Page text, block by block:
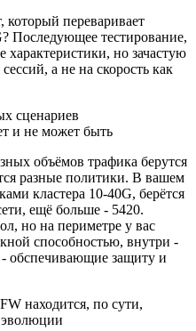
переваривает
Последующее тестирование,
характеристики, но зачастую
а не на скорость как
сценариев
и не может быть
объёмов трафика берутся
разные политики. В вашем
кластера 10-40G, берётся
ещё больше - 5420.
но на периметре у вас
способностью, внутри -
обспечивающие защиту и
находится, по сути,
эволюции